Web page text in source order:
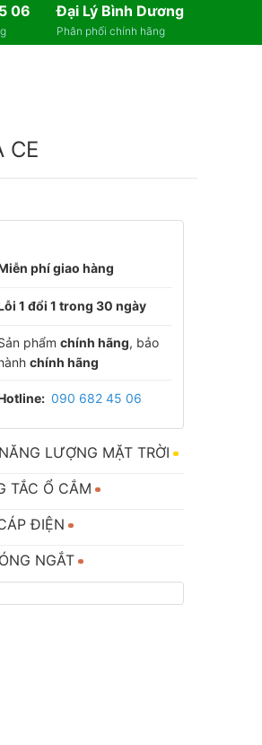
06 Đại Lý Bình Dương
Phân phối chính hãng
CE
phí giao hàng
1 đổi 1 trong 30 ngày
phẩm chính hãng, bảo
chính hãng
090 682 45 06
LƯỢNG MẶT TRỜI
TẮC Ổ CẮM
ĐIỆN
NGẮT